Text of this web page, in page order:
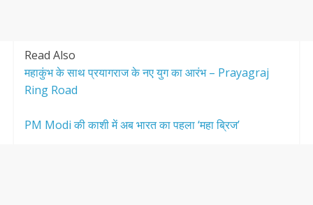
Read Also
महाकुंभ के साथ प्रयागराज के नए युग का आरंभ – Prayagraj
Ring Road
PM Modi की काशी में अब भारत का पहला ‘महा ब्रिज’